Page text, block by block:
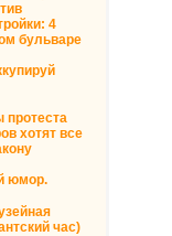
4
бульваре
протеста
хотят все
юмор.
час)